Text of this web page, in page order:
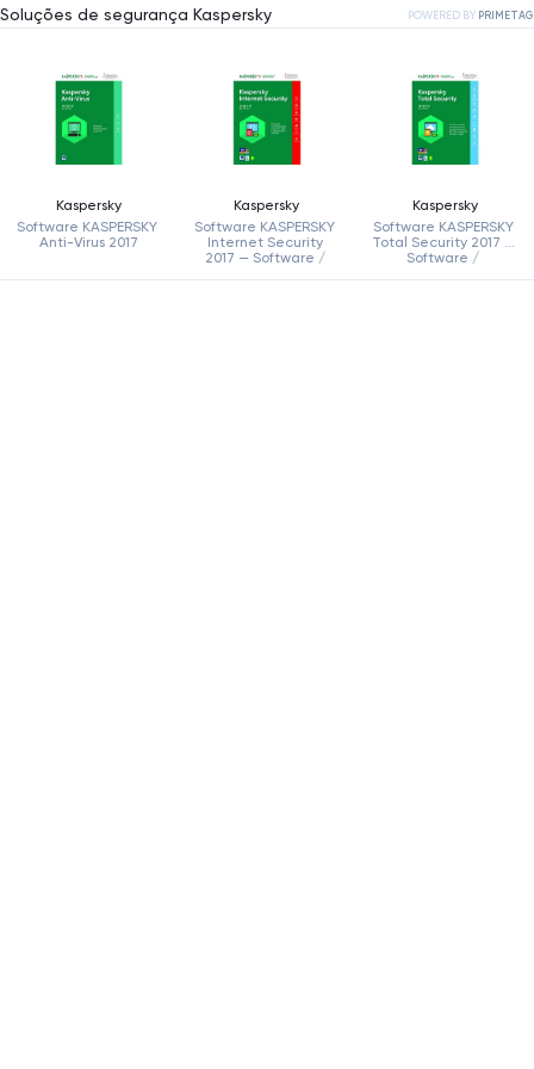
Soluções de segurança Kaspersky POWERED BY PRIMETAG
Kaspersky
Software KASPERSKY
Anti-Virus 2017
Kaspersky
Software KASPERSKY
Internet Security
2017 — Software /
Kaspersky
Software KASPERSKY
Total Security 2017 —
Software /